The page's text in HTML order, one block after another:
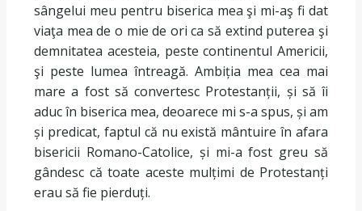
sângelui meu pentru biserica mea şi mi-aş fi dat
viaţa mea de o mie de ori ca să extind puterea şi
demnitatea acesteia, peste continentul Americii,
şi peste lumea întreagă. Ambiția mea cea mai
mare a fost să convertesc Protestanții, și să îi
aduc în biserica mea, deoarece mi s-a spus, și am
și predicat, faptul că nu există mântuire în afara
bisericii Romano-Catolice, și mi-a fost greu să
gândesc că toate aceste mulțimi de Protestanți
erau să fie pierduți.